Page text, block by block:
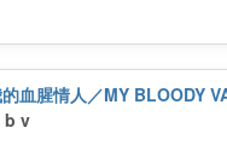
b v